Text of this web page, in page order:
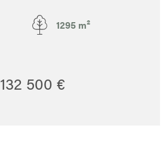
1295 m²
132 500 €